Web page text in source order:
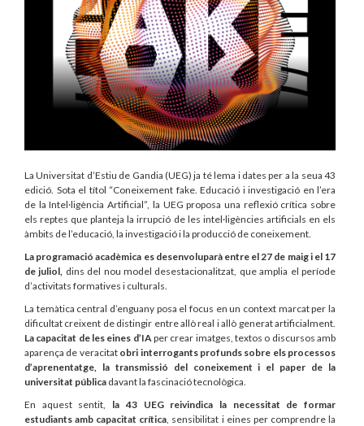
La Universitat d’Estiu de Gandia (UEG) ja té lema i dates per a la seua 43
edició. Sota el títol “Coneixement fake. Educació i investigació en l’era
de la Intel·ligència Artificial”, la UEG proposa una reflexió crítica sobre
els reptes que planteja la irrupció de les intel·ligències artificials en els
àmbits de l’educació, la investigació i la producció de coneixement.
La programació acadèmica es desenvoluparà entre el 27 de maig i el 17
de juliol, dins del nou model desestacionalitzat, que amplia el període
d’activitats formatives i culturals.
La temàtica central d’enguany posa el focus en un context marcat per la
dificultat creixent de distingir entre allò real i allò generat artificialment.
La capacitat de les eines d’IA per crear imatges, textos o discursos amb
aparença de veracitat obri interrogants profunds sobre els processos
d’aprenentatge, la transmissió del coneixement i el paper de la
universitat pública davant la fascinació tecnològica.
En aquest sentit, la 43 UEG reivindica la necessitat de formar
estudiants amb capacitat crítica , sensibilitat i eines per comprendre la